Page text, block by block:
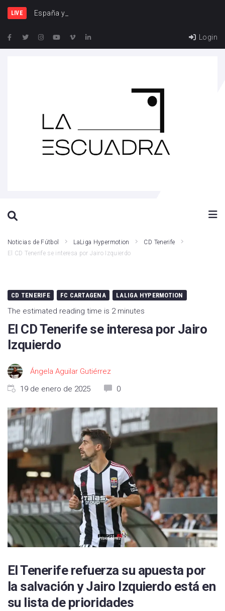
LIVE España y Francia, una riva
Login
Noticias de Fútbol LaLiga Hypermotion
CD Tenerife
El CD Tenerife se interesa por Jairo Izquierdo
CD TENERIFE FC CARTAGENA LALIGA HYPERMOTION
The estimated reading time is 2 minutes
El CD Tenerife se interesa por Jairo
Izquierdo
Ángela Aguilar Gutiérrez
19 de enero de 2025
0
El Tenerife refuerza su apuesta por
la salvación y Jairo Izquierdo está en
su lista de prioridades